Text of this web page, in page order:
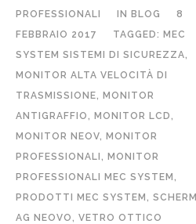
PROFESSIONALI
IN BLOG
8
FEBBRAIO 2017
TAGGED: MEC
SYSTEM SISTEMI DI SICUREZZA,
MONITOR ALTA VELOCITÀ DI
TRASMISSIONE, MONITOR
ANTIGRAFFIO, MONITOR LCD,
MONITOR NEOV, MONITOR
PROFESSIONALI , MONITOR
PROFESSIONALI MEC SYSTEM ,
PRODOTTI MEC SYSTEM , SCHERMI
AG NEOVO, VETRO OTTICO